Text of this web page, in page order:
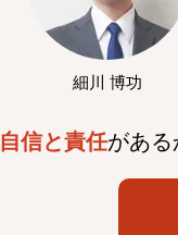
細川 博功
自信と責任がある